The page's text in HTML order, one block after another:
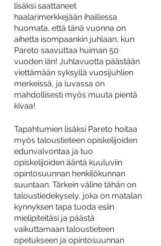
lisäksi saattaneet
haalarimerkkejään ihaillessa
huomata, että tänä vuonna on
aihetta isompaankin juhlaan, kun
Pareto saavuttaa huiman 50
vuoden iän! Juhlavuotta päästään
viettämään syksyllä vuosijuhlien
merkeissä, ja luvassa on
mahdollisesti myös muuta pientä
kivaa!
Tapahtumien lisäksi Pareto hoitaa
myös taloustieteen opiskelijoiden
edunvalvontaa ja tuo
opiskelijoiden ääntä kuuluviin
opintosuunnan henkilökunnan
suuntaan. Tärkein väline tähän on
taloustiedekysely, joka on matalan
kynnyksen tapa tuoda esiin
mielipiteitäsi ja päästä
vaikuttamaan taloustieteen
opetukseen ja opintosuunnan